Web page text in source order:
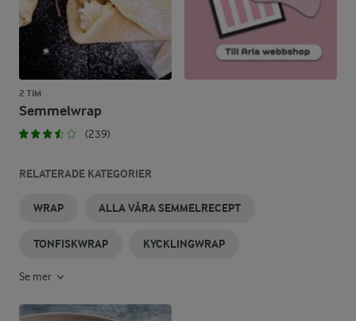
2 TIM
Semmelwrap
(239)
RELATERADE KATEGORIER
WRAP ALLA VÅRA SEMMELRECEPT
TONFISKWRAP KYCKLINGWRAP
Se mer